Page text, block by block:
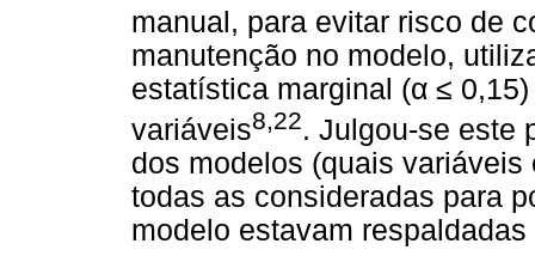
manual, para evitar risco de
manutenção no modelo,
estatística marginal (α ≤
variáveis8,22. Julgou-se este
dos modelos (quais
todas as consideradas para
modelo estavam